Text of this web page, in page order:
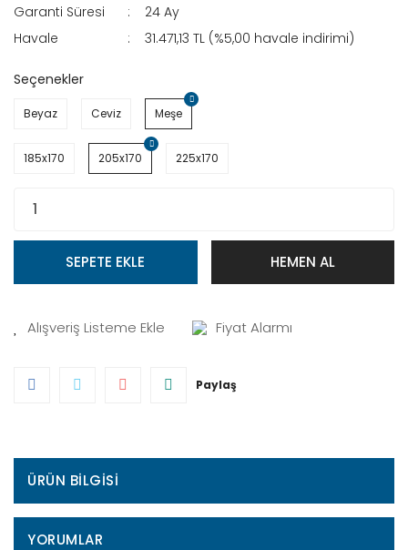
Garanti Süresi
24 Ay
Havale
31.471,13 TL (%5,00 havale indirimi)
Seçenekler
Beyaz Ceviz Meşe
185x170 205x170 225x170
SEPETE EKLE HEMEN AL
Fiyat Alarmı
Paylaş
ÜRÜN BILGISI
YORUMLAR